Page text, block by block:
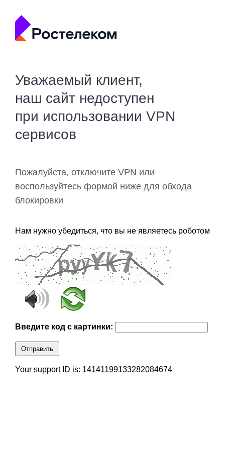
Уважаемый клиент,
наш сайт недоступен
при использовании VPN
сервисов
Пожалуйста, отключите VPN или
воспользуйтесь формой ниже для обхода
блокировки
Нам нужно убедиться, что вы не являетесь роботом
Введите код с картинки:
Отправить
Your support ID is: 14141199133282084674